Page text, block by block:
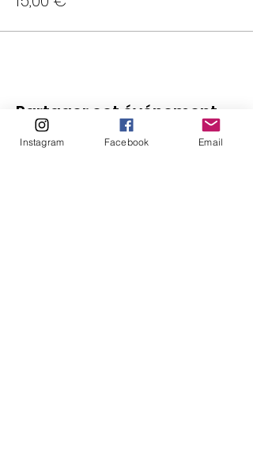
Partager cet événement
Instagram Facebook Email